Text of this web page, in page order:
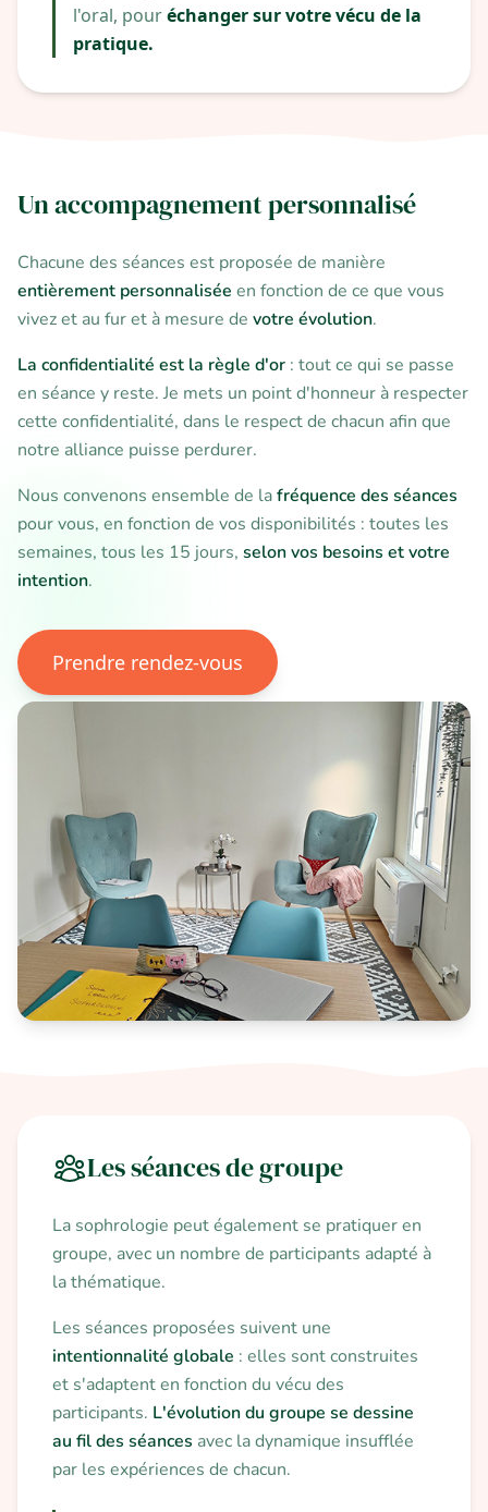
l'oral, pouréchanger sur votre vécu de la
pratique.
Un accompagnement personnalisé
Chacune des séances est proposée de manière
entièrement personnalisée en fonction de ce que vous
vivez et au fur et à mesure de votre évolution.
La confidentialité est la règle d'or : tout ce qui se passe
en séance y reste. Je mets un point d'honneur à respecter
cette confidentialité, dans le respect de chacun afin que
notre alliance puisse perdurer.
Nous convenons ensemble de lafréquence des séances
pour vous, en fonction de vos disponibilités : toutes les
semaines, tous les 15 jours, selon vos besoins et votre
intention.
Prendre rendez-vous
Les séances de groupe
La sophrologie peut également se pratiquer en
groupe, avec un nombre de participants adapté à
la thématique.
Les séances proposées suivent une
intentionnalité globale : elles sont construites
et s'adaptent en fonction du vécu des
participants. L'évolution du groupe se dessine
au fil des séances avec la dynamique insufflée
par les expériences de chacun.